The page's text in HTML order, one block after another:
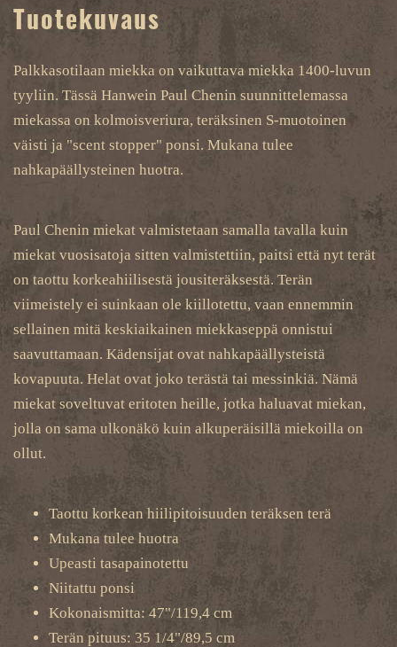
Tuotekuvaus
Palkkasotilaan miekka on vaikuttava miekka 1400-luvun
tyyliin. Tässä Hanwein Paul Chenin suunnittelemassa
miekassa on kolmoisveriura, teräksinen S-muotoinen
väisti ja "scent stopper" ponsi. Mukana tulee
nahkapäällysteinen huotra.
Paul Chenin miekat valmistetaan samalla tavalla kuin
miekat vuosisatoja sitten valmistettiin, paitsi että nyt terät
on taottu korkeahiilisestä jousiteräksestä. Terän
viimeistely ei suinkaan ole kiillotettu, vaan ennemmin
sellainen mitä keskiaikainen miekkaseppä onnistui
saavuttamaan. Kädensijat ovat nahkapäällysteistä
kovapuuta. Helat ovat joko terästä tai messinkiä. Nämä
miekat soveltuvat eritoten heille, jotka haluavat miekan,
jolla on sama ulkonäkö kuin alkuperäisillä miekoilla on
ollut.
Taottu korkean hiilipitoisuuden teräksen terä
Mukana tulee huotra
Upeasti tasapainotettu
Niitattu ponsi
Kokonaismitta: 47"/119,4 cm
Terän pituus: 35 1/4"/89,5 cm